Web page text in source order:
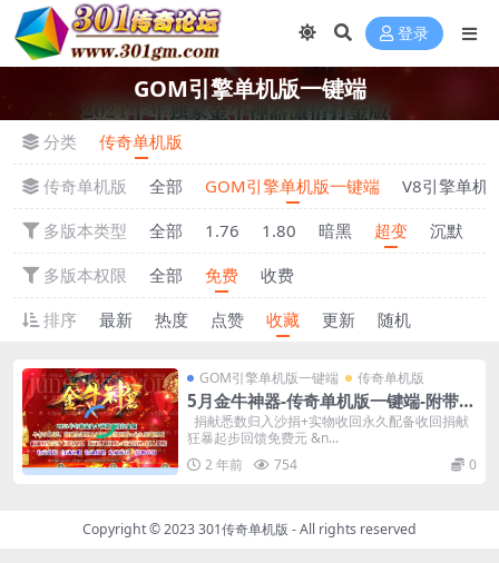
登录
GOM引擎单机版一键端
分类
传奇单机版
传奇单机版
全部 GOM引擎单机版一键端
V8引擎单机
多版本类型
全部 1.76 1.80 暗黑 超变 沉默
多版本权限
全部 免费
收费
排序
最新 热度 点赞 收藏 更新 随机
GOM引擎单机版一键端 传奇单机版
5月金牛神器-传奇单机版一键端-附带强
大GM后台-炫酷光柱-微端传奇！
捐献悉数归入沙捐+实物收回永久配备收回捐献
狂暴起步回馈免费元 &n...
2 年前
754 0
Copyright © 2023301传奇单机版 - All rights reserved